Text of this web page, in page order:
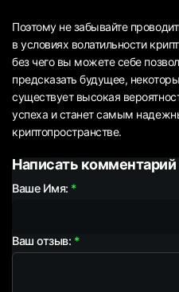
Поэтому не забывайте
в условиях волатильности
без чего вы можете себе
предсказать будущее,
существует высокая
успеха и станет самым
криптопространстве.
Написать комментарий
Ваше Имя:
Ваш отзыв: